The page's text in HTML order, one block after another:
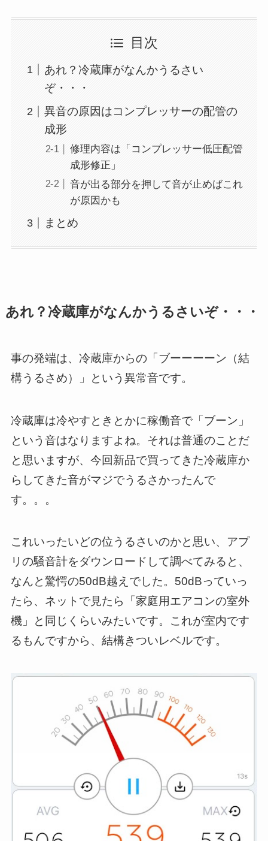
目次
あれ？冷蔵庫がなんかうるさい
ぞ・・・
異音の原因はコンプレッサーの配管の
成形
修理内容は「コンプレッサー低圧配管
成形修正」
音が出る部分を押して音が止めばこれ
が原因かも
まとめ
あれ？冷蔵庫がなんかうるさいぞ・・・
事の発端は、冷蔵庫からの「ブーーーーン（結
構うるさめ）」という異常音です。
冷蔵庫は冷やすときとかに稼働音で「ブーン」
という音はなりますよね。それは普通のことだ
と思いますが、今回新品で買ってきた冷蔵庫か
らしてきた音がマジでうるさかったんで
す。。。
これいったいどの位うるさいのかと思い、アプ
リの騒音計をダウンロードして調べてみると、
なんと驚愕の50dB越えでした。50dBっていっ
たら、ネットで見たら「家庭用エアコンの室外
機」と同じくらいみたいです。これが室内です
るもんですから、結構きついレベルです。